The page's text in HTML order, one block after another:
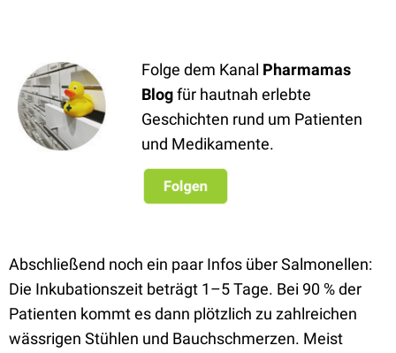
Folge dem Kanal Pharmamas
Blogfür hautnah erlebte
Geschichten rund um Patienten
und Medikamente.
Abschließend noch ein paar Infos über Salmonellen:
Die Inkubationszeit beträgt 1–5 Tage. Bei 90 % der
Patienten kommt es dann plötzlich zu zahlreichen
wässrigen Stühlen und Bauchschmerzen. Meist